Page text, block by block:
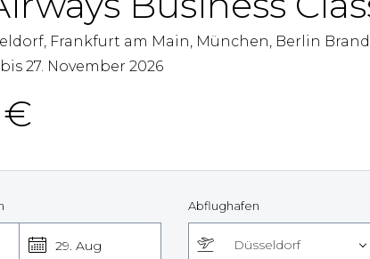
Frankfurt am Main, München, Berlin
27. November 2026
€
29. Aug
Abflughafen
Düsseldorf